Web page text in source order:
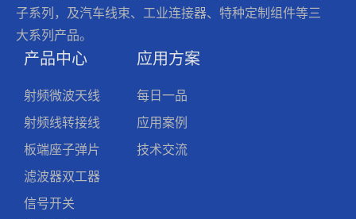
子系列，及汽车线束、工业连接器、特种定制组件等三
大系列产品。
产品中心
射频微波天线
射频线转接线
板端座子弹片
滤波器双工器
信号开关
应用方案
每日一品
应用案例
技术交流